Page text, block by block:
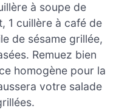
à soupe de
1 cuillère à café de
de sésame grillée,
Remuez bien
homogène pour la
votre salade